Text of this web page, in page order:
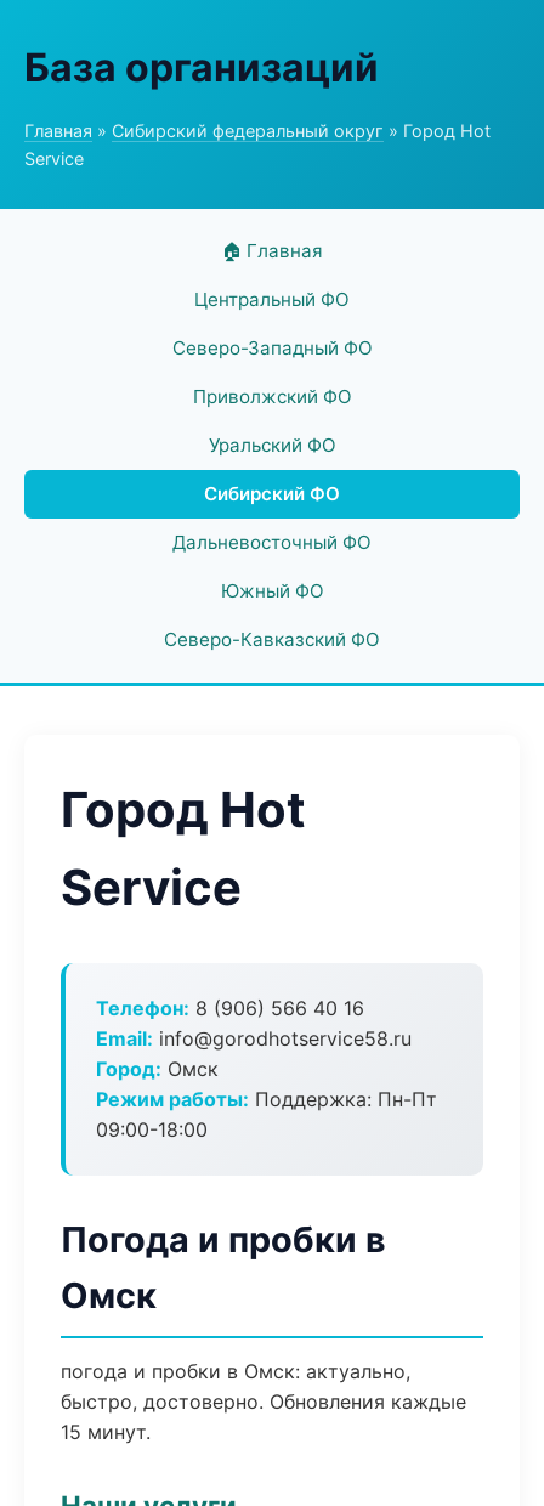
База организаций
Главная » Сибирский федеральный округ » Город Hot
Service
🏠 Главная
Центральный ФО
Северо-Западный ФО
Приволжский ФО
Уральский ФО
Сибирский ФО
Дальневосточный ФО
Южный ФО
Северо-Кавказский ФО
Город Hot
Service
Телефон: 8 (906) 566 40 16
Email: info@gorodhotservice58.ru
Город: Омск
Режим работы: Поддержка: Пн-Пт
09:00-18:00
Погода и пробки в
Омск
погода и пробки в Омск: актуально,
быстро, достоверно. Обновления каждые
15 минут.